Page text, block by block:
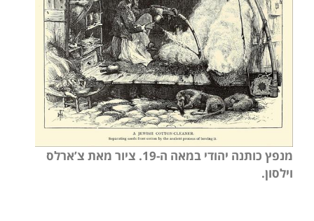
מנפץ כותנה יהודי במאה ה-19. ציור מאת צ’ארלס
וילסון.